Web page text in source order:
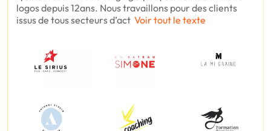
logos depuis 12ans. Nous travaillons pour des clients
issus de tous secteurs d’act Voir tout le texte